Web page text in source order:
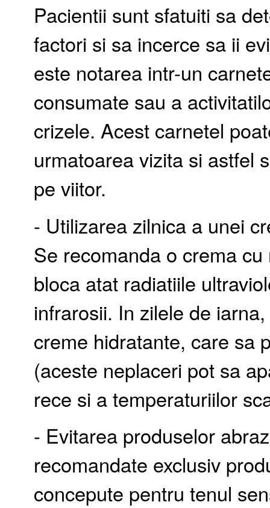
Pacientii sunt sfatuiti sa
factori si sa incerce sa ii
este notarea intr-un
consumate sau a
crizele. Acest carnetel
urmatoarea vizita si astfel
pe viitor.
- Utilizarea zilnica a unei
Se recomanda o crema
bloca atat radiatiile
infrarosii. In zilele de
creme hidratante, care sa
(aceste neplaceri pot sa
rece si a temperaturiilor
- Evitarea produselor
recomandate exclusiv
concepute pentru tenul